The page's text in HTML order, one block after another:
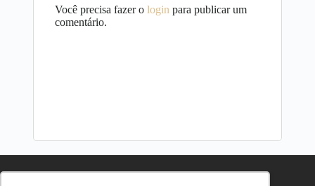
Você precisa fazer o login para publicar um
comentário.